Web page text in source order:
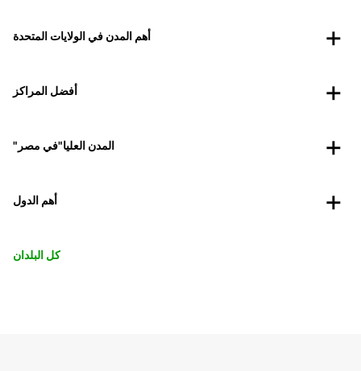
أهم المدن في الولايات المتحدة
أفضل المراكز
"المدن العليا"في مصر
أهم الدول
كل البلدان